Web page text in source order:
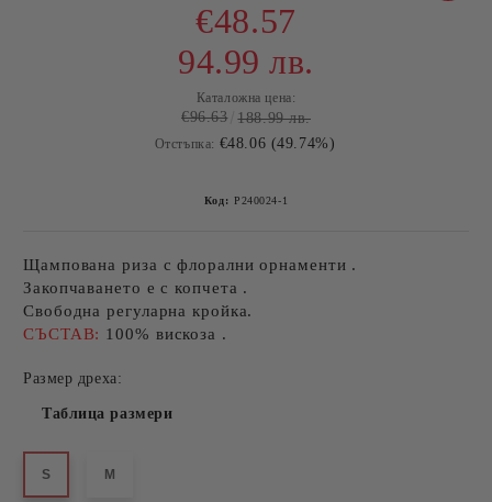
€48.57
94.99 лв.
Каталожна цена:
€96.63 188.99 лв.
Отстъпка: €48.06 (49.74%)
Код: P240024-1
Щампована риза с флорални орнаменти .
Закопчаването е с копчета .
Свободна регуларна кройка.
СЪСТАВ: 100% вискоза .
Размер дреха:
Таблица размери
S M